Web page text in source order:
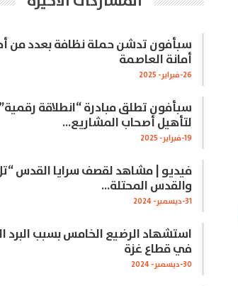
سبأفون تدشن حملة نظافة بعدد من
أمانة العاصمة
26-فبراير- 2025
سبأفون تطلق مبادرة “انطلاقة رقمية”
لتأهيل أصحاب المشاريع…
19-فبراير- 2025
فيديو | مشاهد لقصف سرايا القدس
والقدس المحتلة…
31-ديسمبر- 2024
استشهاد الرضيع الخامس بسبب البرد
في قطاع غزة
30-ديسمبر- 2024